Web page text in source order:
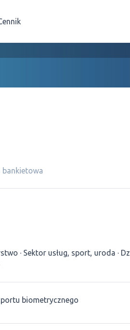
bankietowa
Sektor usług, sport, uroda
biometrycznego